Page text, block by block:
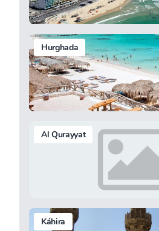
Hurghada
Al Qurayyat
Káhira